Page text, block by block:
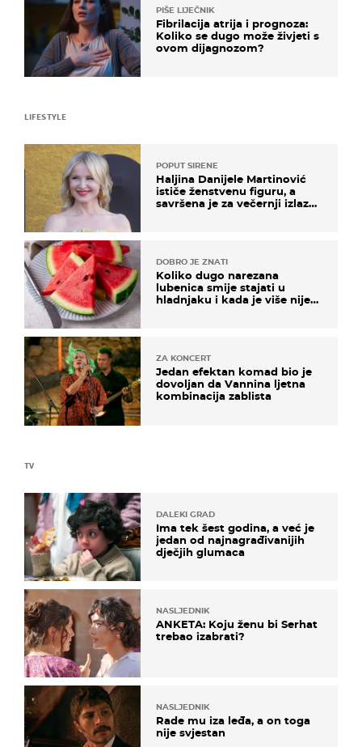
PIŠE LIJEČNIK
Fibrilacija atrija i prognoza:
Koliko se dugo može živjeti s
ovom dijagnozom?
TV
DALEKI GRAD
Ima tek šest godina, a već je
jedan od najnagrađivanijih
dječjih glumaca
NASLJEDNIK
ANKETA: Koju ženu bi Serhat
trebao izabrati?
NASLJEDNIK
Rade mu iza leđa, a on toga
nije svjestan
LIFESTYLE
POPUT SIRENE
Haljina Danijele Martinović
ističe ženstvenu figuru, a
savršena je za večernji izlazak
DOBRO JE ZNATI
Koliko dugo narezana
lubenica smije stajati u
hladnjaku i kada je više nije
ZA KONCERT
Jedan efektan komad bio je
dovoljan da Vannina ljetna
kombinacija zablista